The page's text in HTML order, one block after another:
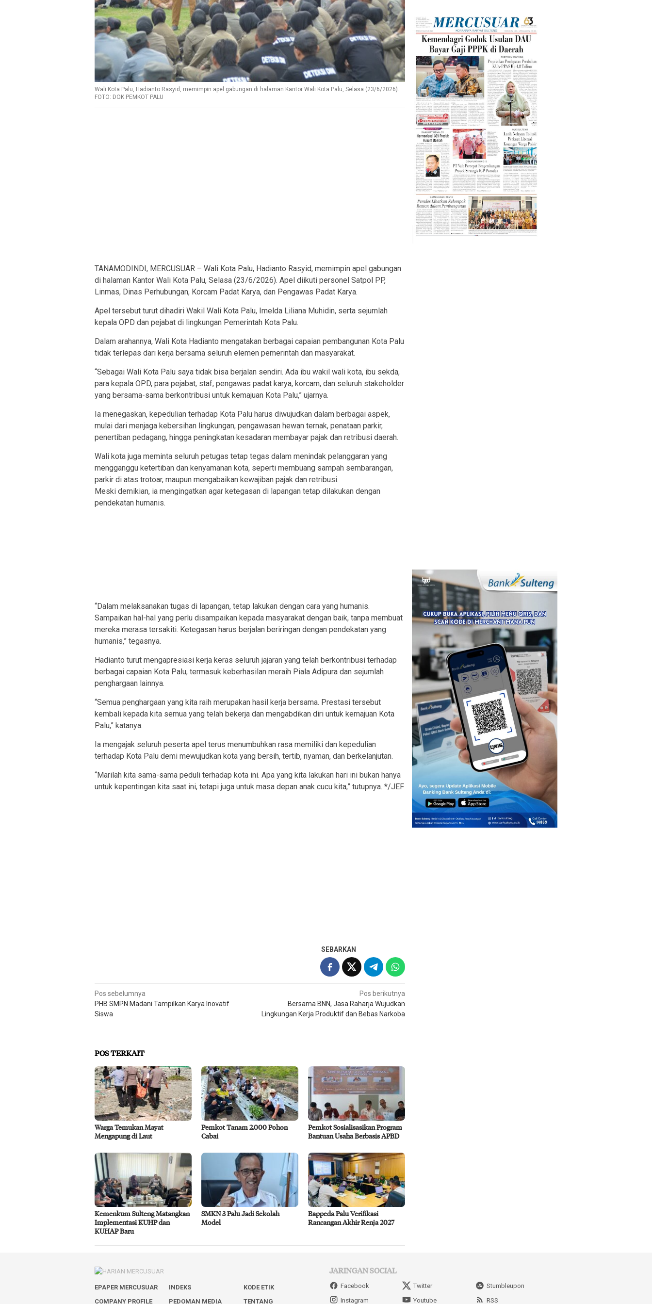
Wali Kota Palu, Hadianto Rasyid, memimpin apel gabungan di halaman Kantor Wali Kota Palu, Selasa (23/6/2026).
FOTO: DOK PEMKOT PALU
TANAMODINDI, MERCUSUAR – Wali Kota Palu, Hadianto Rasyid, memimpin apel gabungan
di halaman Kantor Wali Kota Palu, Selasa (23/6/2026). Apel diikuti personel Satpol PP,
Linmas, Dinas Perhubungan, Korcam Padat Karya, dan Pengawas Padat Karya.
Apel tersebut turut dihadiri Wakil Wali Kota Palu, Imelda Liliana Muhidin, serta sejumlah
kepala OPD dan pejabat di lingkungan Pemerintah Kota Palu.
Dalam arahannya, Wali Kota Hadianto mengatakan berbagai capaian pembangunan Kota Palu
tidak terlepas dari kerja bersama seluruh elemen pemerintah dan masyarakat.
“Sebagai Wali Kota Palu saya tidak bisa berjalan sendiri. Ada ibu wakil wali kota, ibu sekda,
para kepala OPD, para pejabat, staf, pengawas padat karya, korcam, dan seluruh stakeholder
yang bersama-sama berkontribusi untuk kemajuan Kota Palu,” ujarnya.
Ia menegaskan, kepedulian terhadap Kota Palu harus diwujudkan dalam berbagai aspek,
mulai dari menjaga kebersihan lingkungan, pengawasan hewan ternak, penataan parkir,
penertiban pedagang, hingga peningkatan kesadaran membayar pajak dan retribusi daerah.
Wali kota juga meminta seluruh petugas tetap tegas dalam menindak pelanggaran yang
mengganggu ketertiban dan kenyamanan kota, seperti membuang sampah sembarangan,
parkir di atas trotoar, maupun mengabaikan kewajiban pajak dan retribusi.
Meski demikian, ia mengingatkan agar ketegasan di lapangan tetap dilakukan dengan
pendekatan humanis.
“Dalam melaksanakan tugas di lapangan, tetap lakukan dengan cara yang humanis.
Sampaikan hal-hal yang perlu disampaikan kepada masyarakat dengan baik, tanpa membuat
mereka merasa tersakiti. Ketegasan harus berjalan beriringan dengan pendekatan yang
humanis,” tegasnya.
Hadianto turut mengapresiasi kerja keras seluruh jajaran yang telah berkontribusi terhadap
berbagai capaian Kota Palu, termasuk keberhasilan meraih Piala Adipura dan sejumlah
penghargaan lainnya.
“Semua penghargaan yang kita raih merupakan hasil kerja bersama. Prestasi tersebut
kembali kepada kita semua yang telah bekerja dan mengabdikan diri untuk kemajuan Kota
Palu,” katanya.
Ia mengajak seluruh peserta apel terus menumbuhkan rasa memiliki dan kepedulian
terhadap Kota Palu demi mewujudkan kota yang bersih, tertib, nyaman, dan berkelanjutan.
“Marilah kita sama-sama peduli terhadap kota ini. Apa yang kita lakukan hari ini bukan hanya
untuk kepentingan kita saat ini, tetapi juga untuk masa depan anak cucu kita,” tutupnya. */JEF
SEBARKAN
Navigasi
pos
Pos sebelumnya
PHB SMPN Madani Tampilkan Karya Inovatif
Siswa
Pos berikutnya
Bersama BNN, Jasa Raharja Wujudkan
Lingkungan Kerja Produktif dan Bebas Narkoba
POS TERKAIT
Warga Temukan Mayat
Mengapung di Laut
Pemkot Tanam 2.000 Pohon
Cabai
Pemkot Sosialisasikan Program
Bantuan Usaha Berbasis APBD
Kemenkum Sulteng Matangkan
Implementasi KUHP dan
KUHAP Baru
SMKN 3 Palu Jadi Sekolah
Model
Bappeda Palu Verifikasi
Rancangan Akhir Renja 2027
EPAPER MERCUSUAR INDEKS
KODE ETIK
COMPANY PROFILE
PEDOMAN MEDIA TENTANG
JARINGAN SOCIAL
Facebook Twitter
Stumbleupon
Instagram
Youtube RSS